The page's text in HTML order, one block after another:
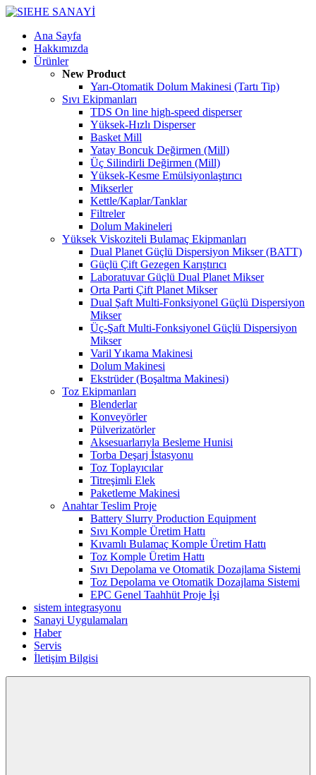
Ana Sayfa
Hakkımızda
Ürünler
New Product
Yarı-Otomatik Dolum Makinesi (Tartı Tip)
Sıvı Ekipmanları
TDS On line high-speed disperser
Yüksek-Hızlı Disperser
Basket Mill
Yatay Boncuk Değirmen (Mill)
Üç Silindirli Değirmen (Mill)
Yüksek-Kesme Emülsiyonlaştırıcı
Mikserler
Kettle/Kaplar/Tanklar
Filtreler
Dolum Makineleri
Yüksek Viskoziteli Bulamaç Ekipmanları
Dual Planet Güçlü Dispersiyon Mikser (BATT)
Güçlü Çift Gezegen Karıştırıcı
Laboratuvar Güçlü Dual Planet Mikser
Orta Parti Çift Planet Mikser
Dual Şaft Multi-Fonksiyonel Güçlü Dispersiyon
Mikser
Üç-Şaft Multi-Fonksiyonel Güçlü Dispersiyon
Mikser
Varil Yıkama Makinesi
Dolum Makinesi
Ekstrüder (Boşaltma Makinesi)
Toz Ekipmanları
Blenderlar
Konveyörler
Pülverizatörler
Aksesuarlarıyla Besleme Hunisi
Torba Deşarj İstasyonu
Toz Toplayıcılar
Titreşimli Elek
Paketleme Makinesi
Anahtar Teslim Proje
Battery Slurry Production Equipment
Sıvı Komple Üretim Hattı
Kıvamlı Bulamaç Komple Üretim Hattı
Toz Komple Üretim Hattı
Sıvı Depolama ve Otomatik Dozajlama Sistemi
Toz Depolama ve Otomatik Dozajlama Sistemi
EPC Genel Taahhüt Proje İşi
sistem integrasyonu
Sanayi Uygulamaları
Haber
Servis
İletişim Bilgisi